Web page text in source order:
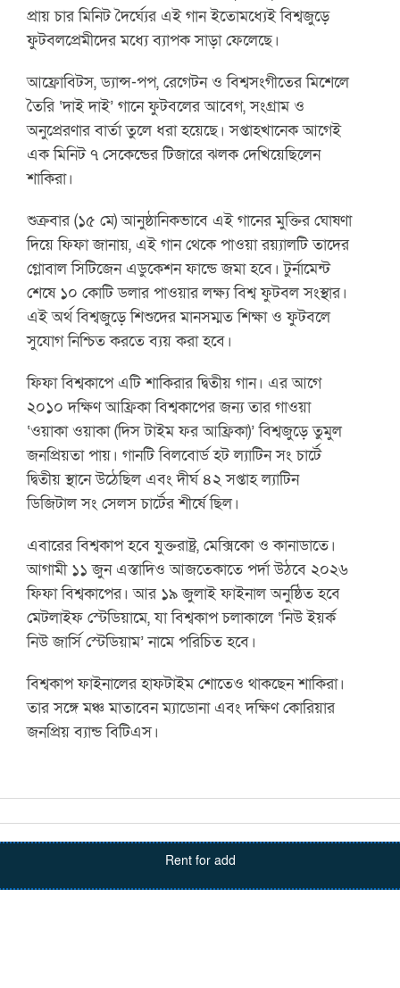
প্রায় চার মিনিট দৈর্ঘ্যের এই গান ইতোমধ্যেই বিশ্বজুড়ে
ফুটবলপ্রেমীদের মধ্যে ব্যাপক সাড়া ফেলেছে।
আফ্রোবিটস, ড্যান্স-পপ, রেগেটন ও বিশ্বসংগীতের মিশেলে
তৈরি ‘দাই দাই’ গানে ফুটবলের আবেগ, সংগ্রাম ও
অনুপ্রেরণার বার্তা তুলে ধরা হয়েছে। সপ্তাহখানেক আগেই
এক মিনিট ৭ সেকেন্ডের টিজারে ঝলক দেখিয়েছিলেন
শাকিরা।
শুক্রবার (১৫ মে) আনুষ্ঠানিকভাবে এই গানের মুক্তির ঘোষণা
দিয়ে ফিফা জানায়, এই গান থেকে পাওয়া রয়্যালটি তাদের
গ্লোবাল সিটিজেন এডুকেশন ফান্ডে জমা হবে। টুর্নামেন্ট
শেষে ১০ কোটি ডলার পাওয়ার লক্ষ্য বিশ্ব ফুটবল সংস্থার।
এই অর্থ বিশ্বজুড়ে শিশুদের মানসম্মত শিক্ষা ও ফুটবলে
সুযোগ নিশ্চিত করতে ব্যয় করা হবে।
ফিফা বিশ্বকাপে এটি শাকিরার দ্বিতীয় গান। এর আগে
২০১০ দক্ষিণ আফ্রিকা বিশ্বকাপের জন্য তার গাওয়া
‘ওয়াকা ওয়াকা (দিস টাইম ফর আফ্রিকা)’ বিশ্বজুড়ে তুমুল
জনপ্রিয়তা পায়। গানটি বিলবোর্ড হট ল্যাটিন সং চার্টে
দ্বিতীয় স্থানে উঠেছিল এবং দীর্ঘ ৪২ সপ্তাহ ল্যাটিন
ডিজিটাল সং সেলস চার্টের শীর্ষে ছিল।
এবারের বিশ্বকাপ হবে যুক্তরাষ্ট্র, মেক্সিকো ও কানাডাতে।
আগামী ১১ জুন এস্তাদিও আজতেকাতে পর্দা উঠবে ২০২৬
ফিফা বিশ্বকাপের। আর ১৯ জুলাই ফাইনাল অনুষ্ঠিত হবে
মেটলাইফ স্টেডিয়ামে, যা বিশ্বকাপ চলাকালে ‘নিউ ইয়র্ক
নিউ জার্সি স্টেডিয়াম’ নামে পরিচিত হবে।
বিশ্বকাপ ফাইনালের হাফটাইম শোতেও থাকছেন শাকিরা।
তার সঙ্গে মঞ্চ মাতাবেন ম্যাডোনা এবং দক্ষিণ কোরিয়ার
জনপ্রিয় ব্যান্ড বিটিএস।
Rent for add